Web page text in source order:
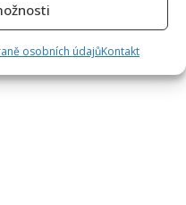
osobních údajůKontakt